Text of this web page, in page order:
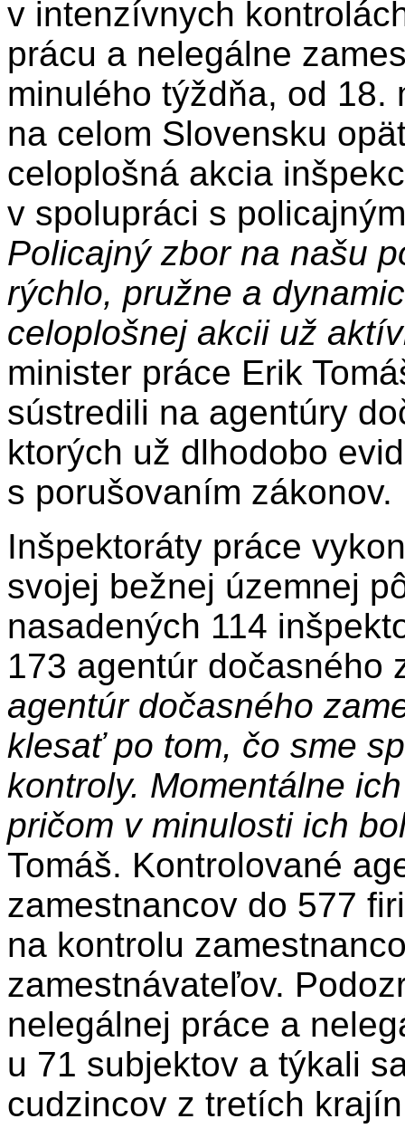
v intenzívnych
prácu a nelegálne
minulého týždňa, od 18.
na celom Slovensku
celoplošná akcia
v spolupráci s
Policajný zbor na našu
rýchlo, pružne a
celoplošnej akcii už
minister práce Erik
sústredili na agentúry
ktorých už dlhodobo
s porušovaním zákonov.
Inšpektoráty práce
svojej bežnej územnej
nasadených 114
173 agentúr dočasného
agentúr dočasného
klesať po tom, čo sme
kontroly. Momentálne
pričom v minulosti ich
Tomáš. Kontrolované
zamestnancov do 577
na kontrolu
zamestnávateľov.
nelegálnej práce a
u 71 subjektov a týkali
cudzincov z tretích